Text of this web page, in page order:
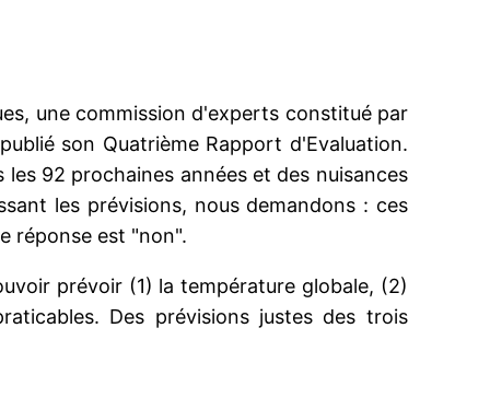
une commission d'experts constitué par
son Quatrième Rapport d'Evaluation.
92 prochaines années et des nuisances
les prévisions, nous demandons : ces
réponse est "non".
prévoir (1) la température globale, (2)
Des prévisions justes des trois